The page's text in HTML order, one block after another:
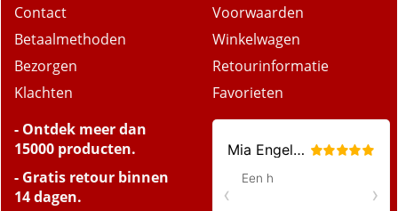
Over ons
Contact
Betaalmethoden
Bezorgen
Klachten
Privacy
Voorwaarden
Winkelwagen
Retourinformatie
Favorieten
- Ontdek meer dan
15000 producten.
- Gratis retour binnen